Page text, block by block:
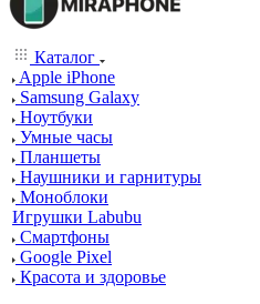
Каталог
Apple iPhone
Samsung Galaxy
Ноутбуки
Умные часы
Планшеты
Наушники и гарнитуры
Моноблоки
Игрушки Labubu
Смартфоны
Google Pixel
Красота и здоровье